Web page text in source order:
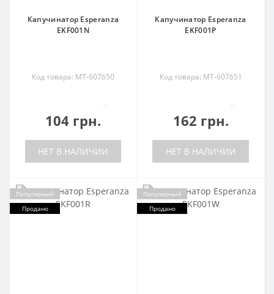
Капучинатор Esperanza
EKF001N
Код товара: MT-607650
104 грн.
НЕТ В НАЛИЧИИ
Капучинатор Esperanza
EKF001P
Код товара: MT-607651
162 грн.
НЕТ В НАЛИЧИИ
Популярный
Продано
Популярный
Продано